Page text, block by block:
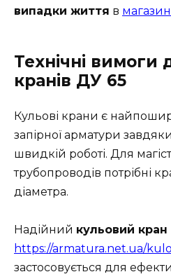
випадки життя в
Технічні вимоги
кранів ДУ 65
Кульові крани є
запірної арматури
швидкій роботі. Для
трубопроводів потрібні
діаметра.
Надійний кульовий кран
https://armatura.net.ua/
застосовується для